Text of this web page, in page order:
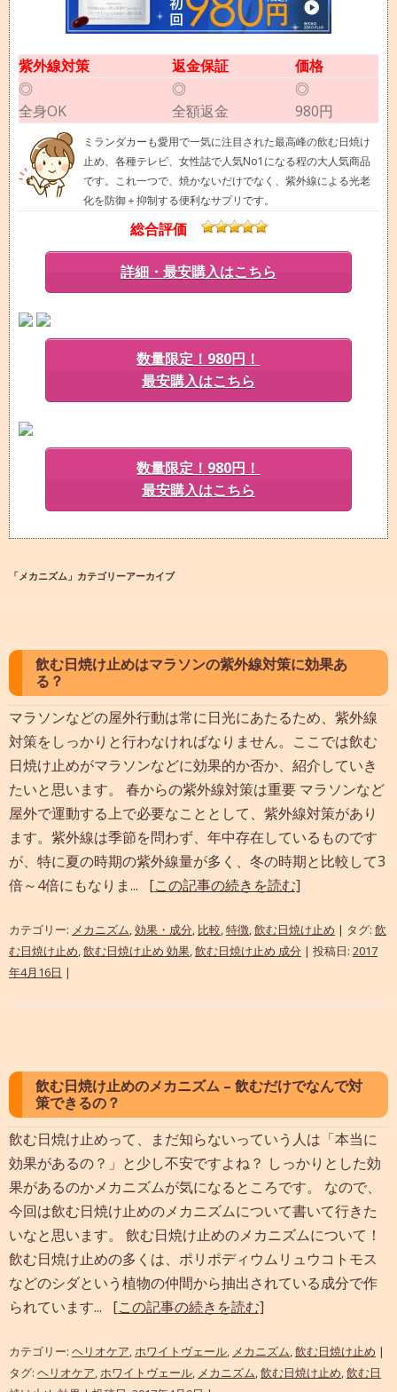
紫外線対策 返金保証
価格
◎
全身OK
◎
全額返金
◎
980円
ミランダカーも愛用で一気に注目された最高峰の飲む日焼け
止め、各種テレビ、女性誌で人気No1になる程の大人気商品
です。これ一つで、焼かないだけでなく、紫外線による光老
化を防御＋抑制する便利なサプリです。
総合評価
詳細・最安購入はこちら
数量限定！980円！
最安購入はこちら
数量限定！980円！
最安購入はこちら
「メカニズム 」カテゴリーアーカイブ
飲む日焼け止めはマラソンの紫外線対策に効果あ
る？
マラソンなどの屋外行動は常に日光にあたるため、紫外線
対策をしっかりと行わなければなりません。ここでは飲む
日焼け止めがマラソンなどに効果的か否か、紹介していき
たいと思います。 春からの紫外線対策は重要 マラソンなど
屋外で運動する上で必要なこととして、紫外線対策があり
ます。紫外線は季節を問わず、年中存在しているものです
が、特に夏の時期の紫外線量が多く、冬の時期と比較して3
倍～4倍にもなりま... [この記事の続きを読む]
カテゴリー: メカニズム,効果・成分, 比較,特徴,飲む日焼け止め | タグ: 飲
む日焼け止め,飲む日焼け止め 効果,飲む日焼け止め 成分 | 投稿日: 2017
年4月16日 |
飲む日焼け止めのメカニズム – 飲むだけでなんで対
策できるの？
飲む日焼け止めって、まだ知らないっていう人は「本当に
効果があるの？」と少し不安ですよね？ しっかりとした効
果があるのかメカニズムが気になるところです。 なので、
今回は飲む日焼け止めのメカニズムについて書いて行きた
いなと思います。 飲む日焼け止めのメカニズムについて！
飲む日焼け止めの多くは、ポリポディウムリュウコトモス
などのシダという植物の仲間から抽出されている成分で作
られています... [この記事の続きを読む]
カテゴリー: ヘリオケア,ホワイトヴェール, メカニズム,飲む日焼け止め |
タグ: ヘリオケア,ホワイトヴェール, メカニズム,飲む日焼け止め,飲む日